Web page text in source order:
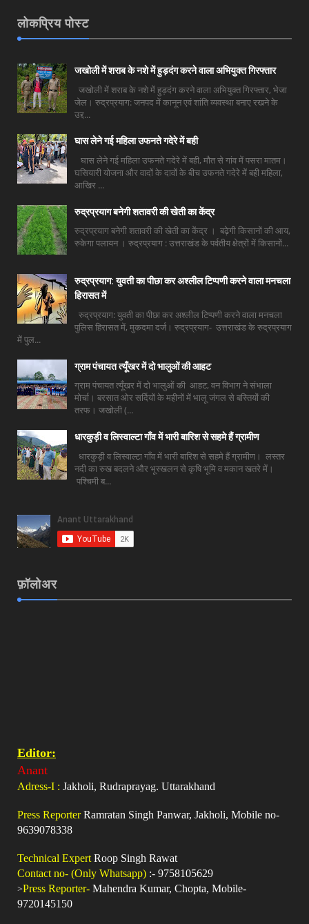
लोकप्रिय पोस्ट
जखोली में शराब के नशे में हुड़दंग करने वाला अभियुक्त गिरफ्तार
जखोली में शराब के नशे में हुड़दंग करने वाला अभियुक्त गिरफ्तार, भेजा
जेल। रुद्रप्रयाग: जनपद में कानून एवं शांति व्यवस्था बनाए रखने के
उद्द...
घास लेने गई महिला उफनते गदेरे में बही
घास लेने गई महिला उफनते गदेरे में बही, मौत से गांव में पसरा मातम।
घसियारी योजना और वादों के दावों के बीच उफनते गदेरे में बही महिला,
आखिर ...
रुद्रप्रयाग बनेगी शतावरी की खेती का केंद्र
रुद्रप्रयाग बनेगी शतावरी की खेती का केंद्र । बढ़ेगी किसानों की आय,
रुकेगा पलायन । रुद्रप्रयाग : उत्तराखंड के पर्वतीय क्षेत्रों में किसानों...
रुद्रप्रयाग: युवती का पीछा कर अश्लील टिप्पणी करने वाला मनचला
हिरासत में
रुद्रप्रयाग: युवती का पीछा कर अश्लील टिप्पणी करने वाला मनचला
पुलिस हिरासत में, मुकदमा दर्ज। रुद्रप्रयाग- उत्तराखंड के रुद्रप्रयाग
में पुल...
ग्राम पंचायत त्यूँखर में दो भालुओं की आहट
ग्राम पंचायत त्यूँखर में दो भालुओं की आहट, वन विभाग ने संभाला
मोर्चा। बरसात ओर सर्दियों के महीनों में भालू जंगल से बस्तियों की
तरफ। जखोली (...
धारकुड़ी व लिस्वाल्टा गाँव में भारी बारिश से सहमे हैं ग्रामीण
धारकुड़ी व लिस्वाल्टा गाँव में भारी बारिश से सहमे हैं ग्रामीण। लस्तर
नदी का रुख बदलने और भूस्खलन से कृषि भूमि व मकान खतरे में।
पश्चिमी ब...
फ़ॉलोअर
Editor:
Anant
Adress-I : Jakholi, Rudraprayag. Uttarakhand
Press ReporterRamratan Singh Panwar, Jakholi, Mobile no-
9639078338
Technical Expert Roop Singh Rawat
Contact no- (Only Whatsapp) :- 9758105629
>Press Reporter- Mahendra Kumar, Chopta, Mobile-
9720145150